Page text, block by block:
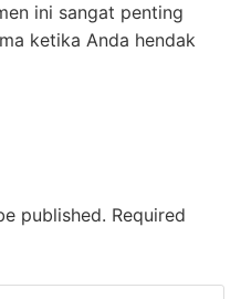
ini sangat penting
ketika Anda hendak
published. Required